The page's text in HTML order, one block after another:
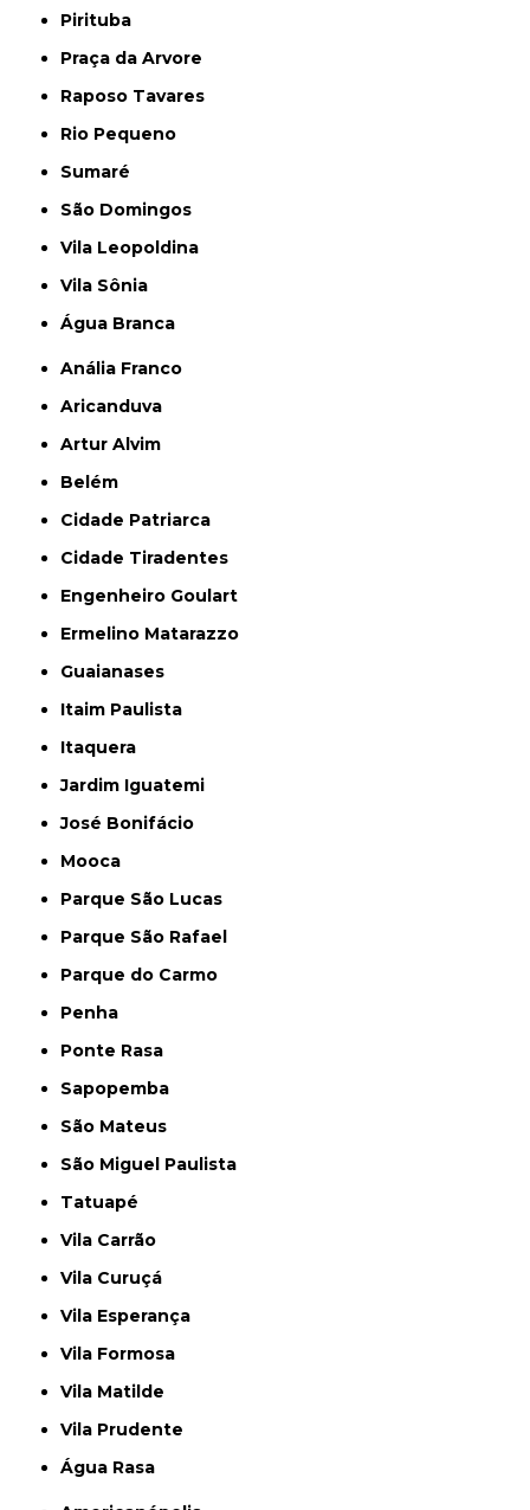
Pirituba
Praça da Arvore
Raposo Tavares
Rio Pequeno
Sumaré
São Domingos
Vila Leopoldina
Vila Sônia
Água Branca
Anália Franco
Aricanduva
Artur Alvim
Belém
Cidade Patriarca
Cidade Tiradentes
Engenheiro Goulart
Ermelino Matarazzo
Guaianases
Itaim Paulista
Itaquera
Jardim Iguatemi
José Bonifácio
Mooca
Parque São Lucas
Parque São Rafael
Parque do Carmo
Penha
Ponte Rasa
Sapopemba
São Mateus
São Miguel Paulista
Tatuapé
Vila Carrão
Vila Curuçá
Vila Esperança
Vila Formosa
Vila Matilde
Vila Prudente
Água Rasa